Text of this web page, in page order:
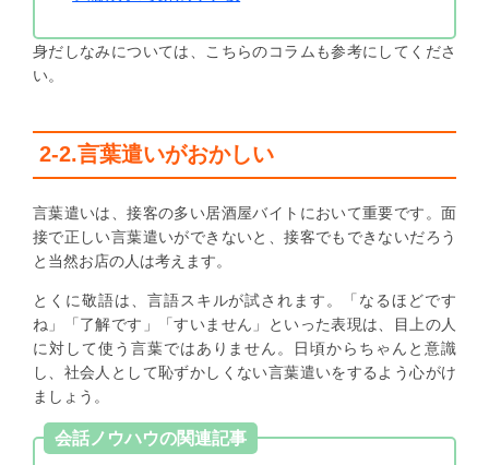
身だしなみについては、こちらのコラムも参考にしてくださ
い。
2-2.言葉遣いがおかしい
言葉遣いは、接客の多い居酒屋バイトにおいて重要です。面
接で正しい言葉遣いができないと、接客でもできないだろう
と当然お店の人は考えます。
とくに敬語は、言語スキルが試されます。「なるほどです
ね」「了解です」「すいません」といった表現は、目上の人
に対して使う言葉ではありません。日頃からちゃんと意識
し、社会人として恥ずかしくない言葉遣いをするよう心がけ
ましょう。
会話ノウハウの関連記事